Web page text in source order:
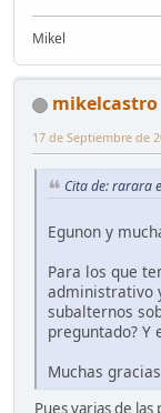
Mikel
mikelcastro
17 de Septiembre de
Cita de: rarara
Egunon y
Para los que
administrativo
subalternos
preguntado? Y
Muchas
Pues varias de